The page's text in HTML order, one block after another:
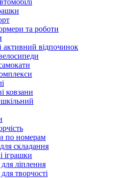
та роботи
активний відпочинок
ковзани
по номерам
складання
іграшки
ліплення
творчості